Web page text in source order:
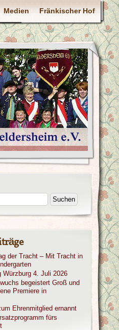
Medien Fränkischer Hof
der Tracht – Mit Tracht in
Würzburg 4. Juli 2026
begeistert Groß und
Premiere in
Ehrenmitglied ernannt
fürs